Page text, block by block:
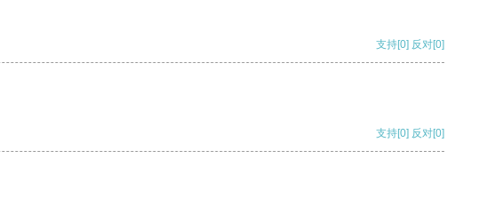
支持[0] 反对[0]
支持[0] 反对[0]